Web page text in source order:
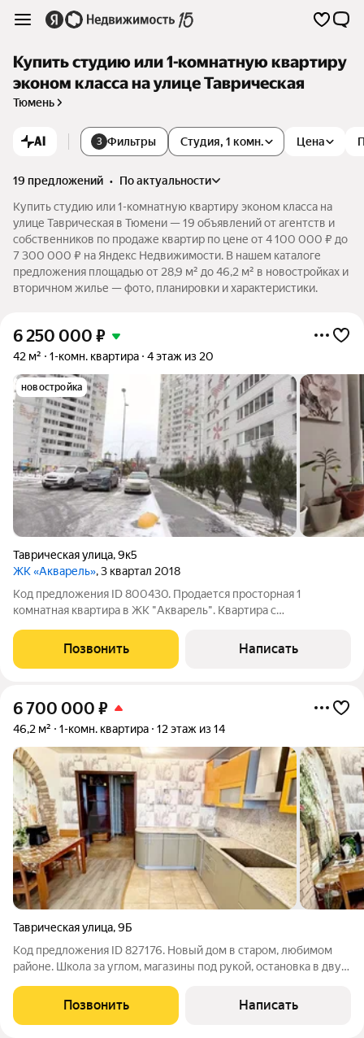
Купить студию или 1-комнатную квартиру
эконом класса на улице Таврическая
Тюмень
AI 3 Фильтры Студия, 1 комн. Цена
19 предложений •
по актуальности
Купить студию или 1-комнатную квартиру эконом класса на
улице Таврическая в Тюмени — 19 объявлений от агентств и
собственников по продаже квартир по цене от 4 100 000 ₽ до
7 300 000 ₽ на Яндекс Недвижимости. В нашем каталоге
предложения площадью от 28,9 м² до 46,2 м² в новостройках и
вторичном жилье — фото, планировки и характеристики.
6 250 000 ₽
42 м² 1-комн. квартира 4 этаж из 20
новостройка
Таврическая улица,9к5
ЖК «Акварель», 3 квартал 2018
Код предложения ID 800430. Продается просторная 1
комнатная квартира в ЖК "Акварель". Квартира с
балкон. В доме имеется два лифта. Закрытый двор, на
территории ЖК имеется подземная парковка. Во
Позвонить Написать
6 700 000 ₽
46,2 м² 1-комн. квартира 12 этаж из 14
Таврическая улица,9Б
Код предложения ID 827176. Новый дом в старом, любимом
районе. Школа за углом, магазины под рукой, остановка в двух
привычно.Квартира светлая, с видом на город, классический
ремонт, сделанный
Позвонить Написать